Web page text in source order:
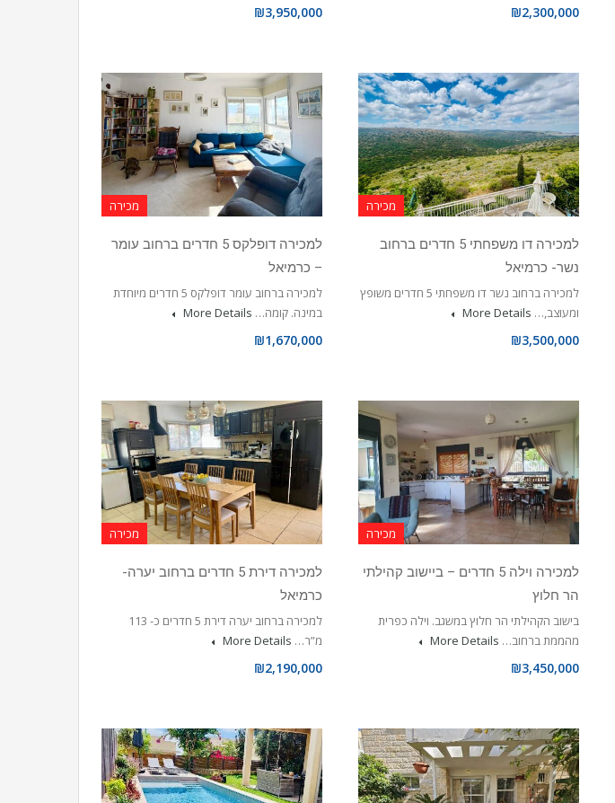
₪2,300,000
₪3,950,000
מכירה
למכירה דו משפחתי 5 חדרים ברחוב
נשר- כרמיאל
למכירה ברחוב נשר דו משפחתי 5 חדרים משופץ
ומעוצב,… More Details
₪3,500,000
מכירה
למכירה דופלקס 5 חדרים ברחוב עומר
– כרמיאל
למכירה ברחוב עומר דופלקס 5 חדרים מיוחדת
במינה. קומה… More Details
₪1,670,000
מכירה
למכירה וילה 5 חדרים – ביישוב קהילתי
הר חלוץ
בישוב הקהילתי הר חלוץ במשגב. וילה כפרית
מהממת ברחוב… More Details
₪3,450,000
מכירה
למכירה דירת 5 חדרים ברחוב יערה-
כרמיאל
למכירה ברחוב יערה דירת 5 חדרים כ- 113
מ”ר… More Details
₪2,190,000